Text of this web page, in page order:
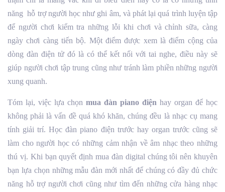
năng hỗ trợ người học như ghi âm, và phát lại quá trình luyện tập
để người chơi kiểm tra những lỗi khi chơi và chỉnh sữa, càng
ngày chơi càng tiến bộ. Một điểm được xem là điểm cộng của
dòng đàn điện tử đó là có thể kết nối với tai nghe, điều này sẽ
giúp người chơi tập trung cũng như tránh làm phiền những người
xung quanh.
Tóm lại, việc lựa chọn mua đàn piano điện hay organ để học
không phải là vấn đề quá khó khăn, chúng đều là nhạc cụ mang
tính giải trí. Học đàn piano điện trước hay organ trước cũng sẽ
làm cho người học có những cảm nhận về âm nhạc theo những
thú vị. Khi bạn quyết định mua đàn digital chúng tôi nên khuyên
bạn lựa chọn những mẫu đàn mới nhất để chúng có đầy đủ chức
năng hỗ trợ người chơi cũng như tìm đến những cửa hàng nhạc